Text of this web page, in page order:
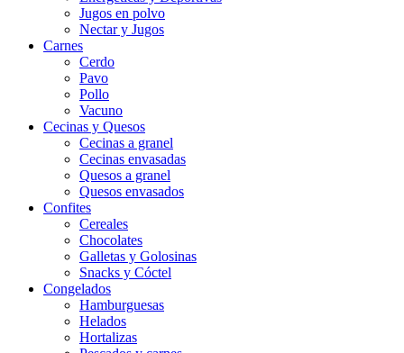
Jugos en polvo
Nectar y Jugos
Carnes
Cerdo
Pavo
Pollo
Vacuno
Cecinas y Quesos
Cecinas a granel
Cecinas envasadas
Quesos a granel
Quesos envasados
Confites
Cereales
Chocolates
Galletas y Golosinas
Snacks y Cóctel
Congelados
Hamburguesas
Helados
Hortalizas